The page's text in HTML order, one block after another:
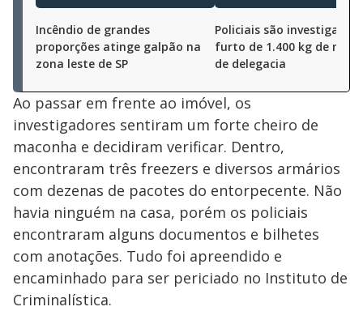
Incêndio de grandes
proporções atinge galpão na
zona leste de SP
Policiais são investigados
furto de 1.400 kg de
de delegacia
Ao passar em frente ao imóvel, os
investigadores sentiram um forte cheiro de
maconha e decidiram verificar. Dentro,
encontraram três freezers e diversos armários
com dezenas de pacotes do entorpecente. Não
havia ninguém na casa, porém os policiais
encontraram alguns documentos e bilhetes
com anotações. Tudo foi apreendido e
encaminhado para ser periciado no Instituto de
Criminalística.